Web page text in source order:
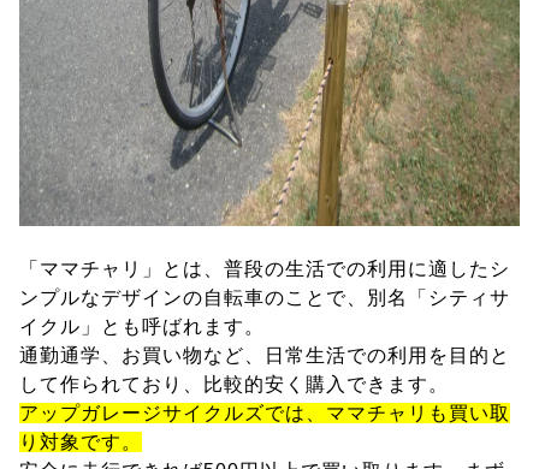
「ママチャリ」とは、普段の生活での利用に適したシ
ンプルなデザインの自転車のことで、別名「シティサ
イクル」とも呼ばれます。
通勤通学、お買い物など、日常生活での利用を目的と
して作られており、比較的安く購入できます。
アップガレージサイクルズでは、ママチャリも買い取
り対象です。